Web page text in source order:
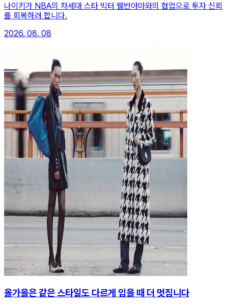
나이키가 NBA의 차세대 스타 빅터 웸반야마와의 협업으로 투자 신뢰
를 회복하려 합니다.
2026. 08. 08
올가을은 같은 스타일도 다르게 입을 때 더 멋집니다